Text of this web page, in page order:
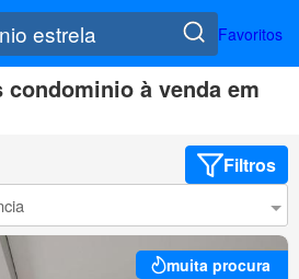
Favoritos
condominio à venda em
Filtros
muita procura